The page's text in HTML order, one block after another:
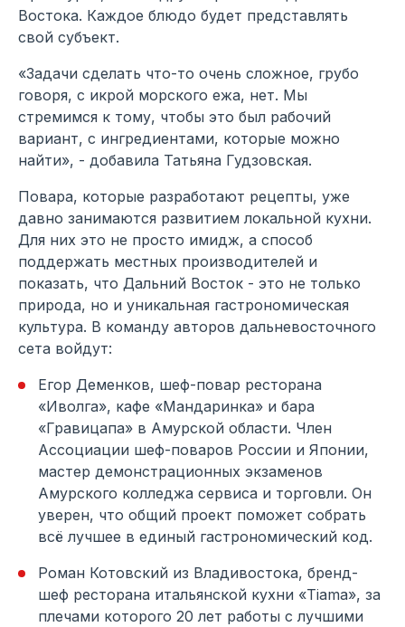
Востока. Каждое блюдо будет представлять
свой субъект.
«Задачи сделать что-то очень сложное, грубо
говоря, с икрой морского ежа, нет. Мы
стремимся к тому, чтобы это был рабочий
вариант, с ингредиентами, которые можно
найти», - добавила Татьяна Гудзовская.
Повара, которые разработают рецепты, уже
давно занимаются развитием локальной кухни.
Для них это не просто имидж, а способ
поддержать местных производителей и
показать, что Дальний Восток - это не только
природа, но и уникальная гастрономическая
культура. В команду авторов дальневосточного
сета войдут:
Егор Деменков, шеф-повар ресторана
«Иволга», кафе «Мандаринка» и бара
«Гравицапа» в Амурской области. Член
Ассоциации шеф-поваров России и Японии,
мастер демонстрационных экзаменов
Амурского колледжа сервиса и торговли. Он
уверен, что общий проект поможет собрать
всё лучшее в единый гастрономический код.
Роман Котовский из Владивостока, бренд-
шеф ресторана итальянской кухни «Tiama», за
плечами которого 20 лет работы с лучшими